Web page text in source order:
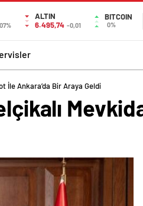
ALTIN
6.495,74 -0,01
BITCOIN
0%
İle Ankara’da Bir Araya Geldi